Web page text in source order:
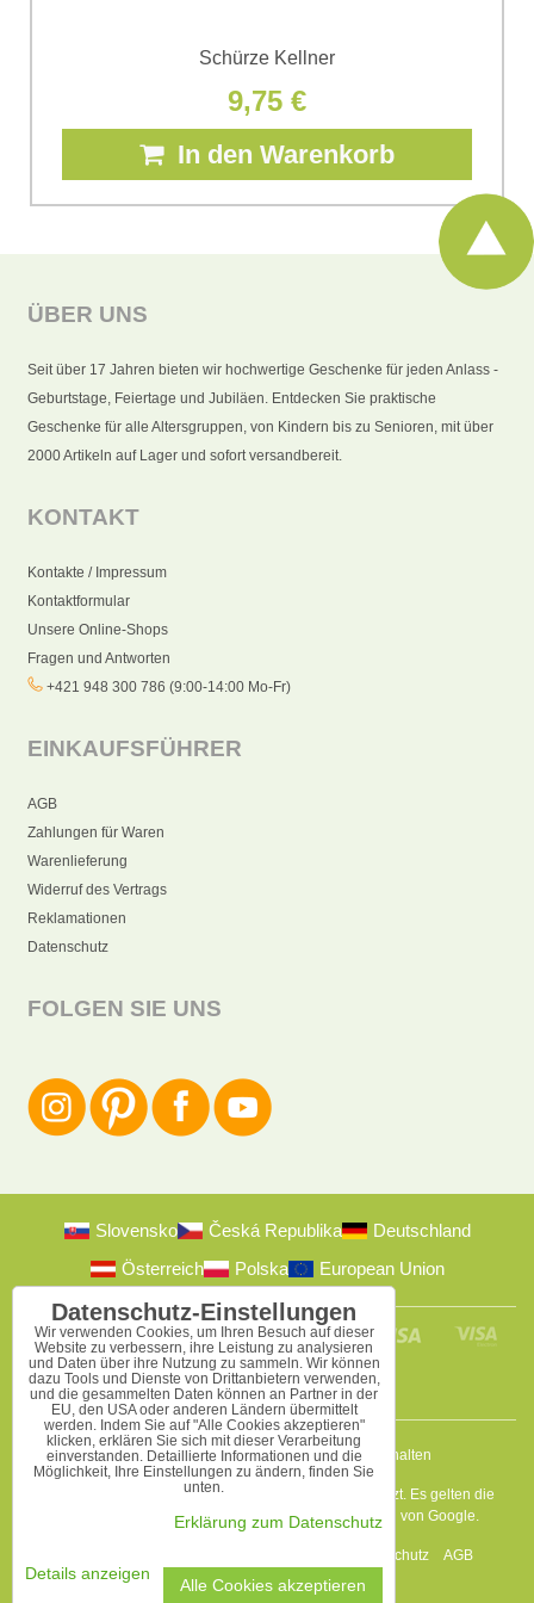
Schürze Kellner
9,75 €
In den Warenkorb
ÜBER UNS
Seit über 17 Jahren bieten wir hochwertige Geschenke für jeden Anlass -
Geburtstage, Feiertage und Jubiläen. Entdecken Sie praktische
Geschenke für alle Altersgruppen, von Kindern bis zu Senioren, mit über
2000 Artikeln auf Lager und sofort versandbereit.
KONTAKT
Kontakte / Impressum
Kontaktformular
Unsere Online-Shops
Fragen und Antworten
+421 948 300 786 (9:00-14:00 Mo-Fr)
EINKAUFSFÜHRER
AGB
Zahlungen für Waren
Warenlieferung
Widerruf des Vertrags
Reklamationen
Datenschutz
FOLGEN SIE UNS
Slovensko Česká Republika
Deutschland
Österreich
Polska European Union
2009-2026 © Bomba s.r.o.Alle Rechte vorbehalten
Diese Seite ist durch reCAPTCHA und Google geschützt. Es gelten die
Datenschutzbestimmungena Nutzungsbedingungen von Google.
Erklärung zum Datenschutz AGB
Website erstellt mit:BiznisWeb.sk
Datenschutz-Einstellungen
Wir verwenden Cookies, um Ihren Besuch auf dieser
Website zu verbessern, ihre Leistung zu analysieren
und Daten über ihre Nutzung zu sammeln. Wir können
dazu Tools und Dienste von Drittanbietern verwenden,
und die gesammelten Daten können an Partner in der
EU, den USA oder anderen Ländern übermittelt
werden. Indem Sie auf "Alle Cookies akzeptieren"
klicken, erklären Sie sich mit dieser Verarbeitung
einverstanden. Detaillierte Informationen und die
Möglichkeit, Ihre Einstellungen zu ändern, finden Sie
unten.
Erklärung zum Datenschutz
Details anzeigen
Alle Cookies akzeptieren